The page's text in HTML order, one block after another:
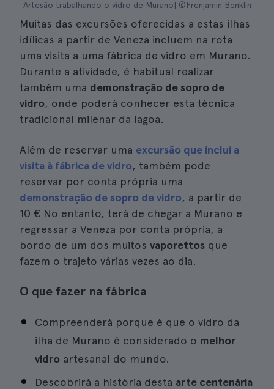
Artesão trabalhando o vidro de Murano| ©Frenjamin Benklin
Muitas das excursões oferecidas a estas ilhas
idílicas a partir de Veneza incluem na rota
uma visita a uma fábrica de vidro em Murano.
Durante a atividade, é habitual realizar
também uma demonstração de sopro de
vidro, onde poderá conhecer esta técnica
tradicional milenar da lagoa.
Além de reservar uma excursão que inclui a
visita à fábrica de vidro, também pode
reservar por conta própria uma
demonstração de sopro de vidro, a partir de
10 € No entanto, terá de chegar a Murano e
regressar a Veneza por conta própria, a
bordo de um dos muitos vaporettos que
fazem o trajeto várias vezes ao dia.
O que fazer na fábrica
Compreenderá porque é que o vidro da
ilha de Murano é considerado o melhor
vidro artesanal do mundo.
Descobrirá a história desta arte centenária